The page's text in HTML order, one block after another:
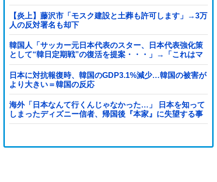
【炎上】藤沢市「モスク建設と土葬も許可します」→3万
人の反対署名も却下
韓国人「サッカー元日本代表のスター、日本代表強化策
として“韓日定期戦”の復活を提案・・・」→「これはマ
ジで良いと思う」「今すぐやったらガチでボコられるだ
ろうね 10年後にやらないか？」「やめてくれ、勝っても
負けても後味が悪い」
日本に対抗報復時、韓国のGDP3.1%減少…韓国の被害が
より大きい＝韓国の反応
海外「日本なんて行くんじゃなかった…」 日本を知って
しまったディズニー信者、帰国後『本家』に失望する事
態に